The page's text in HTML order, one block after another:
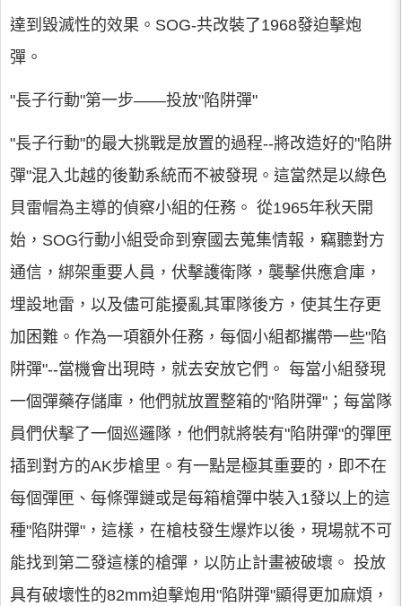
達到毀滅性的效果。SOG-共改裝了1968發迫擊炮
彈。
"長子行動"第一步——投放"陷阱彈"
"長子行動"的最大挑戰是放置的過程--將改造好的"陷阱
彈"混入北越的後勤系統而不被發現。這當然是以綠色
貝雷帽為主導的偵察小組的任務。 從1965年秋天開
始，SOG行動小組受命到寮國去蒐集情報，竊聽對方
通信，綁架重要人員，伏擊護衛隊，襲擊供應倉庫，
埋設地雷，以及儘可能擾亂其軍隊後方，使其生存更
加困難。作為一項額外任務，每個小組都攜帶一些"陷
阱彈"--當機會出現時，就去安放它們。 每當小組發現
一個彈藥存儲庫，他們就放置整箱的"陷阱彈"；每當隊
員們伏擊了一個巡邏隊，他們就將裝有"陷阱彈"的彈匣
插到對方的AK步槍里。有一點是極其重要的，即不在
每個彈匣、每條彈鏈或是每箱槍彈中裝入1發以上的這
種"陷阱彈"，這樣，在槍枝發生爆炸以後，現場就不可
能找到第二發這樣的槍彈，以防止計畫被破壞。 投放
具有破壞性的82mm迫擊炮用"陷阱彈"顯得更加麻煩，